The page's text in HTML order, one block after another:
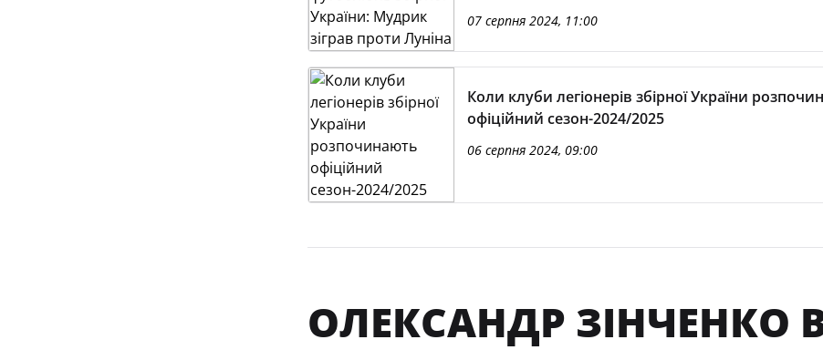
07 серпня 2024, 11:00
Коли клуби легіонерів збірної України
офіційний сезон-2024/2025
06 серпня 2024, 09:00
ОЛЕКСАНДР ЗІНЧЕНКО